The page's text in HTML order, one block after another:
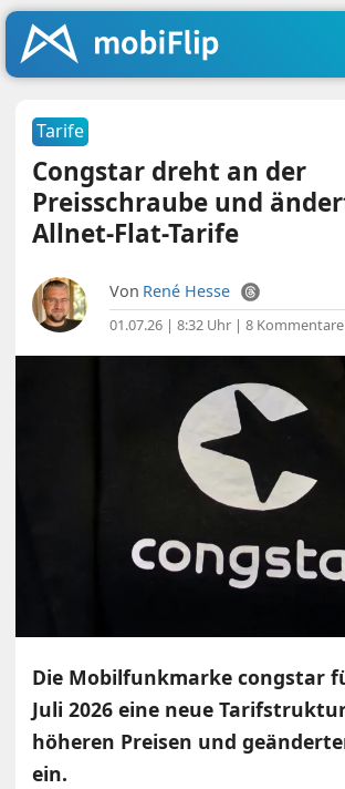
Tarife
Congstar dreht an der
Preisschraube und
Allnet-Flat-Tarife
Von René Hesse
01.07.26 | 8:32 Uhr |8 Kommentare
Die Mobilfunkmarke congstar
Juli 2026 eine neue
höheren Preisen und
ein.